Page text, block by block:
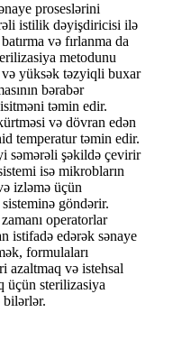
proseslərini
istilik dəyişdiricisi ilə
və fırlanma da
metodunu
yüksək təzyiqli buxar
bərabər
təmin edir.
və dövran edən
temperatur təmin edir.
səmərəli şəkildə çevirir
isə mikrobların
izləmə üçün
göndərir.
operatorlar
istifadə edərək sənaye
formulaları
azaltmaq və istehsal
üçün sterilizasiya
bilərlər.